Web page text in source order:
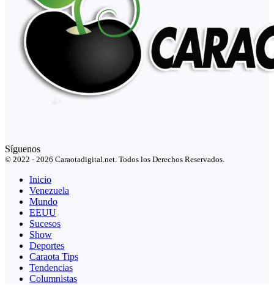
Síguenos
© 2022 - 2026 Caraotadigital.net. Todos los Derechos Reservados.
Inicio
Venezuela
Mundo
EEUU
Sucesos
Show
Deportes
Caraota Tips
Tendencias
Columnistas